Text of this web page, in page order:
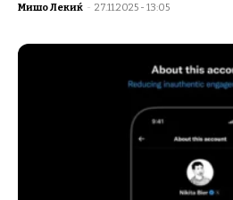
Мишо Лекиќ - 27.11.2025 - 13:05